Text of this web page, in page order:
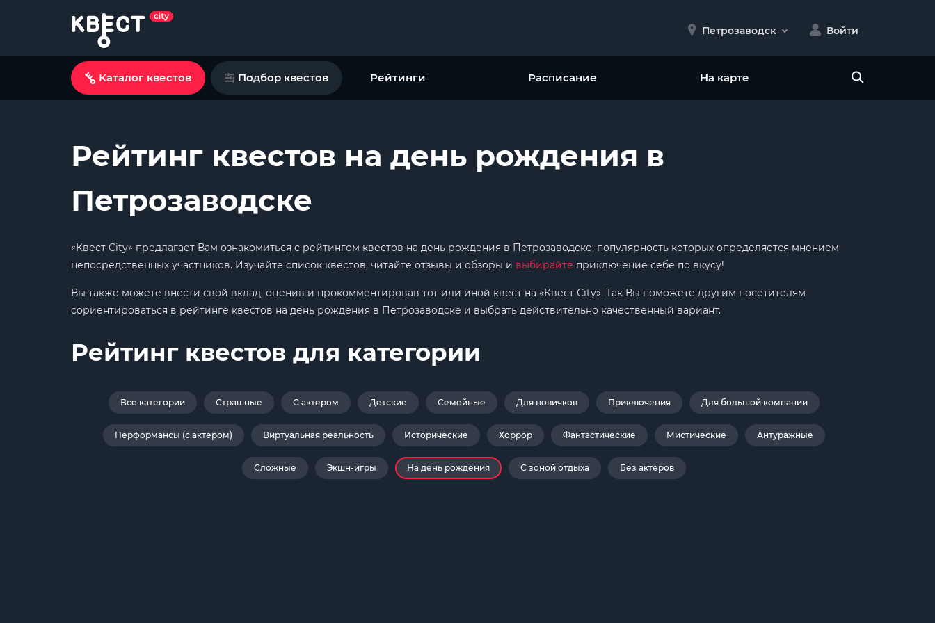
Петрозаводск Войти
Каталог квестов Подбор квестов Рейтинги Расписание На карте
Рейтинг квестов на день рождения в
Петрозаводске
«Квест City» предлагает Вам ознакомиться с рейтингом квестов на день рождения в Петрозаводске, популярность которых определяется мнением
непосредственных участников. Изучайте список квестов, читайте отзывы и обзоры и выбирайте приключение себе по вкусу!
Вы также можете внести свой вклад, оценив и прокомментировав тот или иной квест на «Квест City». Так Вы поможете другим посетителям
сориентироваться в рейтинге квестов на день рождения в Петрозаводске и выбрать действительно качественный вариант.
Рейтинг квестов для категории
Все категории Страшные С актером Детские Семейные Для новичков Приключения Для большой компании
Перформансы (с актером) Виртуальная реальность Исторические Хоррор Фантастические Мистические Антуражные
Сложные Экшн-игры На день рождения С зоной отдыха Без актеров